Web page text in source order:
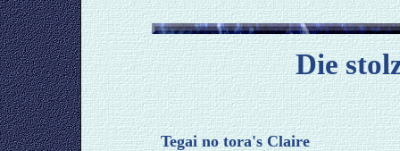
Die
Tegai no tora's Claire